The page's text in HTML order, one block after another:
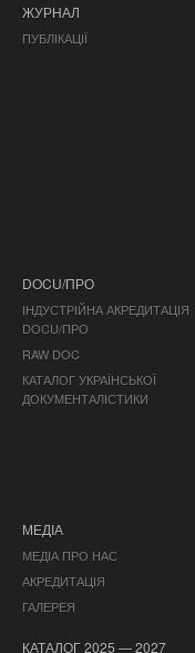
ЖУРНАЛ
ПУБЛІКАЦІЇ
DOCU/ПРО
ІНДУСТРІЙНА АКРЕДИТАЦІЯ
DOCU/ПРО
RAW DOC
КАТАЛОГ УКРАЇНСЬКОЇ
ДОКУМЕНТАЛІСТИКИ
МЕДІА
МЕДІА ПРО НАС
АКРЕДИТАЦІЯ
ГАЛЕРЕЯ
КАТАЛОГ 2025 — 2027